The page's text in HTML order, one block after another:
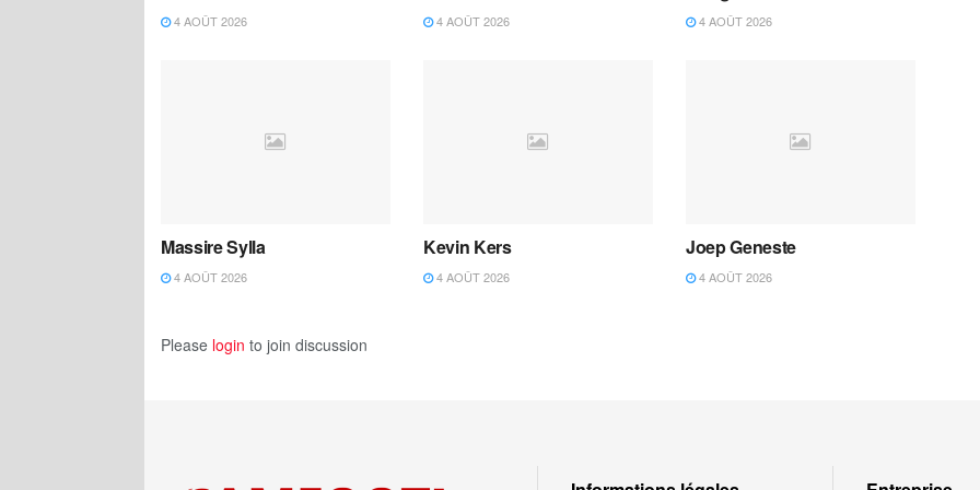
4 AOÛT 2026 4 AOÛT 2026 4 AOÛT 2026
Massire Sylla
4 AOÛT 2026
Kevin Kers
4 AOÛT 2026
Joep Geneste
4 AOÛT 2026
Please login to join discussion